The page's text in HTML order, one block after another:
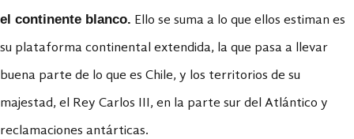
el continente blanco. Ello se suma a lo que ellos estiman es
su plataforma continental extendida, la que pasa a llevar
buena parte de lo que es Chile, y los territorios de su
majestad, el Rey Carlos III, en la parte sur del Atlántico y
reclamaciones antárticas.